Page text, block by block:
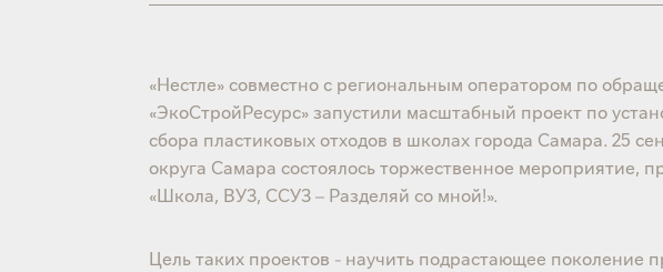
«Нестле» совместно с региональным оператором по
«ЭкоСтройРесурс» запустили масштабный проект по
сбора пластиковых отходов в школах города Самара. 25
округа Самара состоялось торжественное мероприятие,
«Школа, ВУЗ, ССУЗ – Разделяй со мной!».
Цель таких проектов - научить подрастающее поколение